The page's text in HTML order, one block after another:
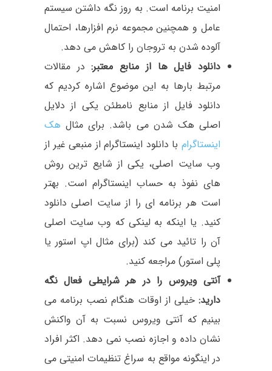
امنیت برنامه است. به روز نگه داشتن سیستم
عامل و همچنین مجموعه نرم افزارها، احتمال
آلوده شدن به تروجان را کاهش می دهد.
دانلود فایل ها از منابع معتبر:در مقالات
مرتبط بارها به این موضوع اشاره کردیم که
دانلود فایل از منابع نامطئن یکی از دلایل
اصلی هک شدن می باشد. برای مثال هک
اینستاگرام با دانلود اینستاگرام از منبعی غیر از
وب سایت اصلی، یکی از شایع ترین روش
های نفوذ به حساب اینستاگرام است. بهتر
است هر برنامه ای را از سایت اصلی دانلود
کنید. یا اینکه به لینکی که وب سایت اصلی
آن را تائید می کند (برای مثال اپ استور یا
پلی استور) مراجعه کنید.
آنتی ویروس را در هر شرایطی فعال نگه
دارید: خیلی از اوقات هنگام نصب برنامه می
بینیم که آنتی ویروس نسبت به آن واکنش
نشان داده و اجازه نصب نمی دهد. اکثر افراد
در اینگونه مواقع به سراغ تنظیمات امنیتی می